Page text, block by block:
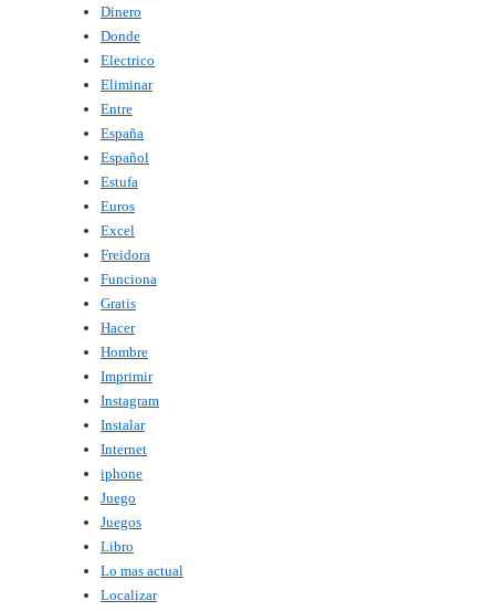
Dinero
Donde
Electrico
Eliminar
Entre
España
Español
Estufa
Euros
Excel
Freidora
Funciona
Gratis
Hacer
Hombre
Imprimir
Instagram
Instalar
Internet
iphone
Juego
Juegos
Libro
Lo mas actual
Localizar